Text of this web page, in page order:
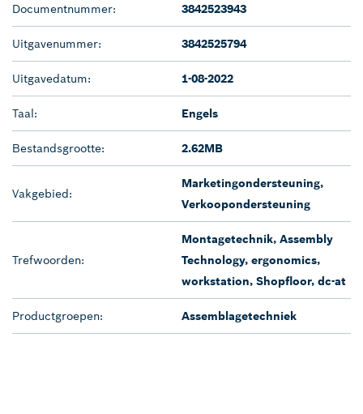
Documentnummer: 3842523943
Uitgavenummer: 3842525794
Uitgavedatum: 1-08-2022
Taal: Engels
Bestandsgrootte: 2.62MB
Vakgebied:
Marketingondersteuning,
Verkoopondersteuning
Trefwoorden:
Montagetechnik, Assembly
Technology, ergonomics,
workstation, Shopfloor, dc-at
Productgroepen: Assemblagetechniek